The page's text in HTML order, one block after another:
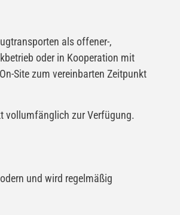
als offener-,
oder in Kooperation mit
Site zum vereinbarten Zeitpunkt
vollumfänglich zur Verfügung.
und wird regelmäßig